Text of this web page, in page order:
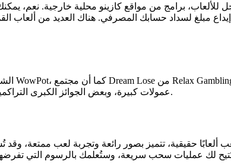
برامج من مواقع كازينو محلية خارجية. نعم،
مبلغ لسداد حسابك المصرفي. هناك العديد من ألعاب
الإحدى عشرة المجانية. تقدم كازينوهات مثل CryptoSpin وJackpot Empire عمولات كبيرة، وبعض الجوائز الكبرى التراكمية تصل إلى ستة أرقام.
ألعابًا حقيقية، تتميز بصور رائعة وتجربة لعب ممتعة، وقد